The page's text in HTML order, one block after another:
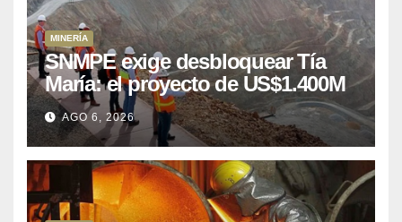
MINERÍA
SNMPE exige desbloquear Tía
María: el proyecto de US$1.400M
que Perú lleva 15 años
posponiendo
AGO 6, 2026